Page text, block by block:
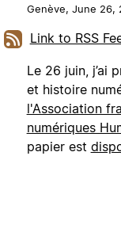
Genève, June 26,
Link to RSS
Le 26 juin, j’ai
et histoire
l'Association
numériques
papier est